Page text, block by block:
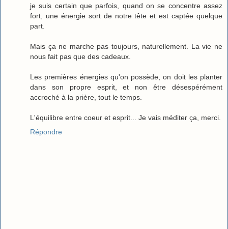
je suis certain que parfois, quand on se concentre assez
fort, une énergie sort de notre tête et est captée quelque
part.
Mais ça ne marche pas toujours, naturellement. La vie ne
nous fait pas que des cadeaux.
Les premières énergies qu'on possède, on doit les planter
dans son propre esprit, et non être désespérément
accroché à la prière, tout le temps.
L'équilibre entre coeur et esprit... Je vais méditer ça, merci.
Répondre